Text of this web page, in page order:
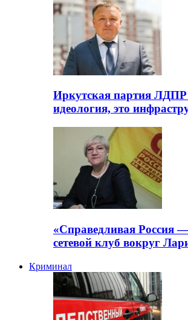
Иркутская партия
идеология, это
«Справедливая Россия
сетевой клуб вокруг
Криминал